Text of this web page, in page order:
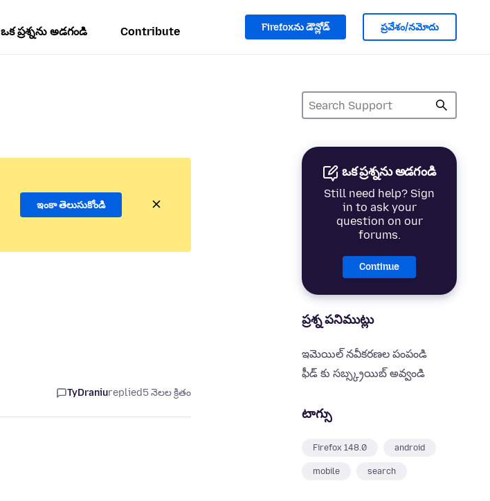
ఒక ప్రశ్నను అడగండి Contribute Firefoxను డౌన్లోడ్ ప్రవేశం/నమోదు
ఒక ప్రశ్నను అడగండి
Still need help? Sign
in to ask your
question on our
forums.
Continue
ప్రశ్న పనిముట్లు
ఇమెయిల్ నవీకరణల పంపండి
ఫీడ్ కు సబ్స్క్రయిబ్ అవ్వండి
టాగ్సు
Firefox 148.0 android
mobile search
ఇంకా తెలుసుకోండి
TyDraniureplied5 నెలల క్రితం